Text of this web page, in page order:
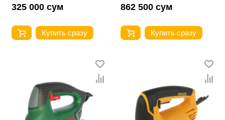
325 000 сум
Купить сразу
862 500 сум
Купить сразу